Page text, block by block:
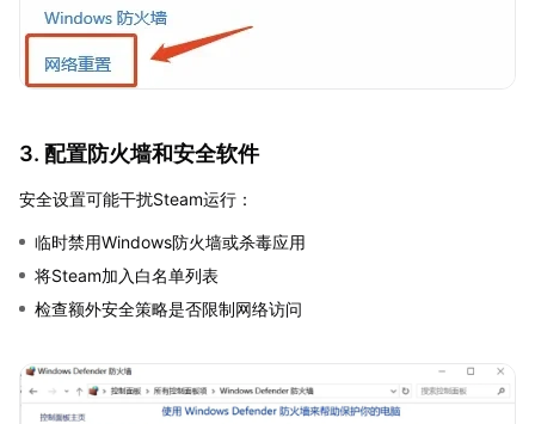
3. 配置防火墙和安全软件
安全设置可能干扰Steam运行：
临时禁用Windows防火墙或杀毒应用
将Steam加入白名单列表
检查额外安全策略是否限制网络访问